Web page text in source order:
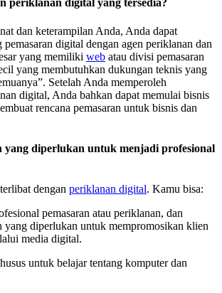
periklanan digital yang tersedia?
dan keterampilan Anda, Anda dapat
pemasaran digital dengan agen periklanan dan
yang memiliki web atau divisi pemasaran
yang membutuhkan dukungan teknis yang
Setelah Anda memperoleh
digital, Anda bahkan dapat memulai bisnis
rencana pemasaran untuk bisnis dan
yang diperlukan untuk menjadi profesional
dengan periklanan digital. Kamu bisa:
pemasaran atau periklanan, dan
yang diperlukan untuk mempromosikan klien
media digital.
untuk belajar tentang komputer dan